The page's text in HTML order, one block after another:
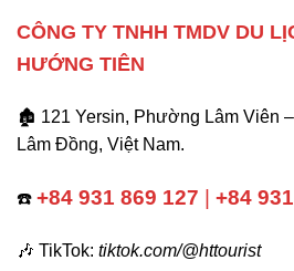
CÔNG TY TNHH TMDV DU
HƯỚNG TIÊN
🏚️ 121 Yersin, Phường Lâm Viên
Lâm Đồng, Việt Nam.
☎️ +84 931 869 127 | +84
🎶 TikTok: tiktok.com/@httourist